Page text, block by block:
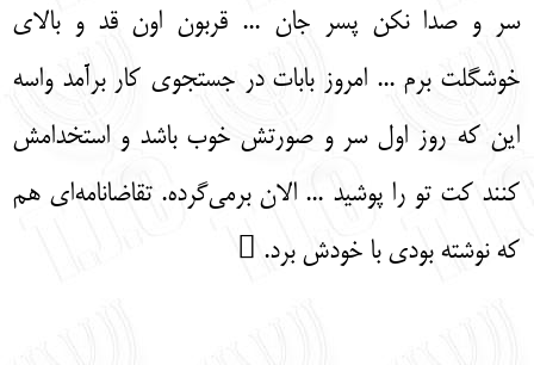
سر و صدا نکن پسر جان ... قربون اون قد و بالای
خوشگلت برم ... امروز بابات در جستجوی کار برآمد واسه
این که روز اول سر و صورتش خوب باشد و استخدامش
کنند کت تو را پوشید ... الان برمی‌گرده. تقاضانامه‌ای هم
که نوشته بودی با خودش برد. 